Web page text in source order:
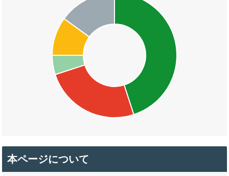
本ページについて